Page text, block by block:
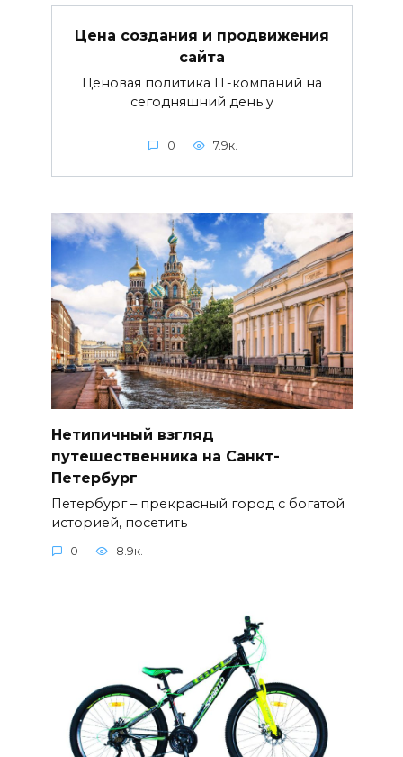
Цена создания и продвижения
сайта
Ценовая политика IT-компаний на
сегодняшний день у
0 7.9к.
Нетипичный взгляд
путешественника на Санкт-
Петербург
Петербург – прекрасный город с богатой
историей, посетить
0 8.9к.